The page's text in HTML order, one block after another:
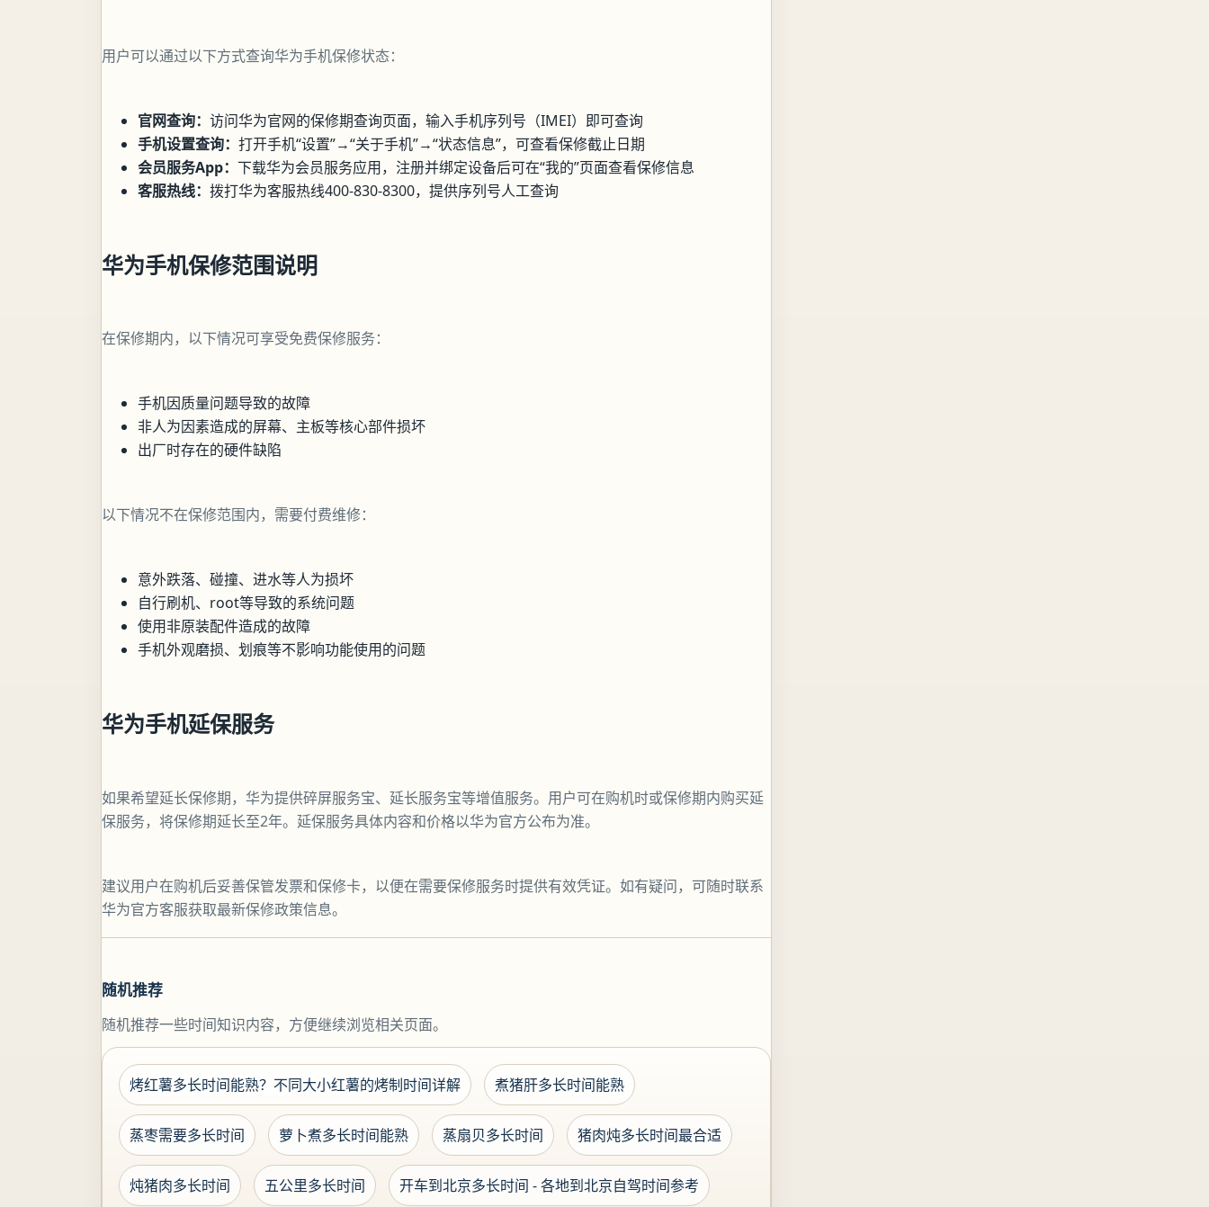
用户可以通过以下方式查询华为手机保修状态：
官网查询： 访问华为官网的保修期查询页面，输入手机序列号（IMEI）即可查询
手机设置查询： 打开手机“设置”→“关于手机”→“状态信息”，可查看保修截止日期
会员服务App： 下载华为会员服务应用，注册并绑定设备后可在“我的”页面查看保修信息
客服热线： 拨打华为客服热线400-830-8300，提供序列号人工查询
华为手机保修范围说明
在保修期内，以下情况可享受免费保修服务：
手机因质量问题导致的故障
非人为因素造成的屏幕、主板等核心部件损坏
出厂时存在的硬件缺陷
以下情况不在保修范围内，需要付费维修：
意外跌落、碰撞、进水等人为损坏
自行刷机、root等导致的系统问题
使用非原装配件造成的故障
手机外观磨损、划痕等不影响功能使用的问题
华为手机延保服务
如果希望延长保修期，华为提供碎屏服务宝、延长服务宝等增值服务。用户可在购机时或保修期内购买延
保服务，将保修期延长至2年。延保服务具体内容和价格以华为官方公布为准。
建议用户在购机后妥善保管发票和保修卡，以便在需要保修服务时提供有效凭证。如有疑问，可随时联系
华为官方客服获取最新保修政策信息。
随机推荐
随机推荐一些时间知识内容，方便继续浏览相关页面。
烤红薯多长时间能熟？不同大小红薯的烤制时间详解 煮猪肝多长时间能熟
蒸枣需要多长时间 萝卜煮多长时间能熟 蒸扇贝多长时间 猪肉炖多长时间最合适
炖猪肉多长时间 五公里多长时间 开车到北京多长时间 - 各地到北京自驾时间参考